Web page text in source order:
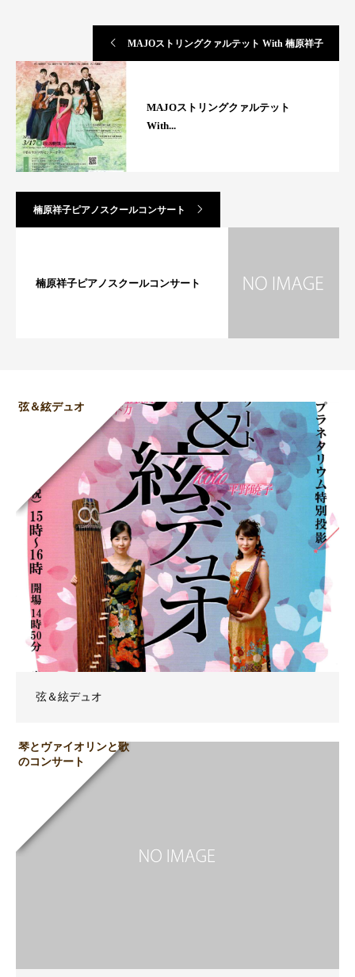
MAJOストリングクァルテット With 楠原祥子
MAJOストリングクァルテット
With...
楠原祥子ピアノスクールコンサート
楠原祥子ピアノスクールコンサート
弦＆絃デュオ
弦＆絃デュオ
琴とヴァイオリンと歌
のコンサート